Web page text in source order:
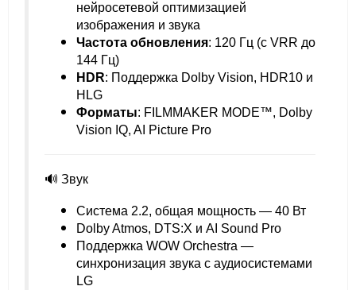
нейросетевой оптимизацией
изображения и звука
Частота обновления: 120 Гц (с VRR до
144 Гц)
HDR: Поддержка Dolby Vision, HDR10 и
HLG
Форматы: FILMMAKER MODE™, Dolby
Vision IQ, AI Picture Pro
🔊 Звук
Система 2.2, общая мощность — 40 Вт
Dolby Atmos, DTS:X и AI Sound Pro
Поддержка WOW Orchestra —
синхронизация звука с аудиосистемами
LG